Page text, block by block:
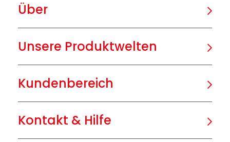
Über
Unsere Produktwelten
Kundenbereich
Kontakt & Hilfe